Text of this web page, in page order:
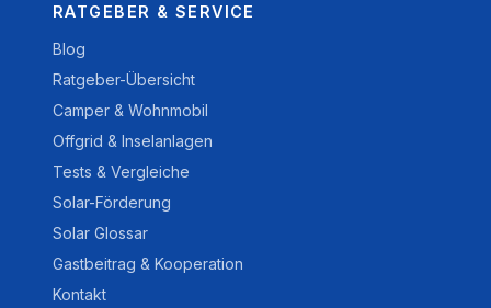
RATGEBER & SERVICE
Blog
Ratgeber-Übersicht
Camper & Wohnmobil
Offgrid & Inselanlagen
Tests & Vergleiche
Solar-Förderung
Solar Glossar
Gastbeitrag & Kooperation
Kontakt